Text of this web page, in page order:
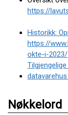
https://
Historikk:
https://
okte-i-2023/
Nøkkelord